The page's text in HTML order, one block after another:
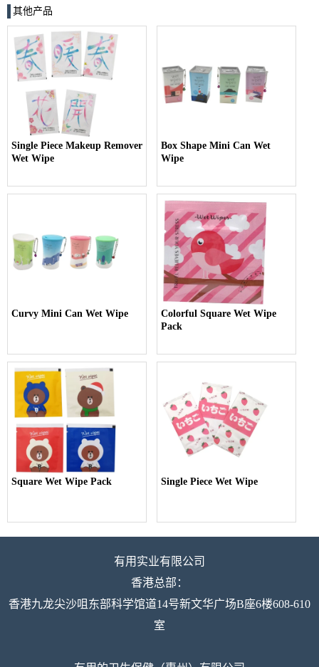
其他产品
Single Piece Makeup Remover
Wet Wipe
Box Shape Mini Can Wet
Wipe
Curvy Mini Can Wet Wipe
Colorful Square Wet Wipe
Pack
Square Wet Wipe Pack Single Piece Wet Wipe
有用实业有限公司
香港总部：
香港九龙尖沙咀东部科学馆道14号新文华广场B座6楼608-610
室